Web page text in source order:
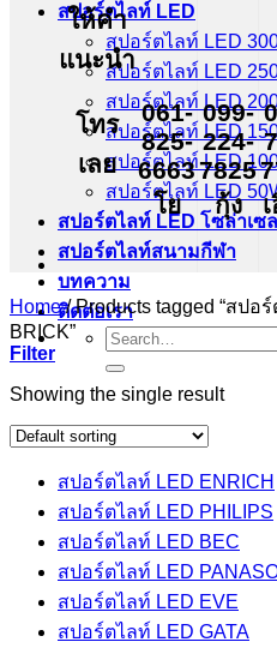
สปอร์ตไลท์ LED
สปอร์ตไลท์ LED
สปอร์ตไลท์ LED
สปอร์ตไลท์ LED
สปอร์ตไลท์ LED
สปอร์ตไลท์ LED
สปอร์ตไลท์ LED
สปอร์ตไลท์ LED โซล่าเซ
สปอร์ตไลท์สนามกีฬา
บทความ
ติดต่อเรา
Search
for:
ให้คำ
แนะนำ
โทร
เลย
061-
825-
6663
โย
099-
224-
7825
กุ้ง
Home /Products tagged “สปอ
BRICK”
Filter
Showing the single result
สปอร์ตไลท์ LED ENRICH
สปอร์ตไลท์ LED PHILIPS
สปอร์ตไลท์ LED BEC
สปอร์ตไลท์ LED
สปอร์ตไลท์ LED EVE
สปอร์ตไลท์ LED GATA